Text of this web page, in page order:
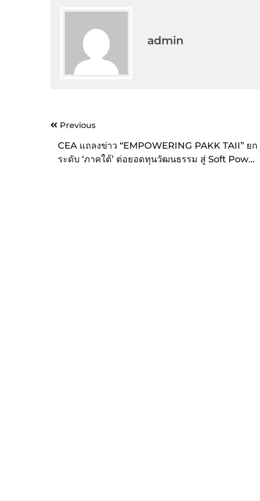
admin
PostPrevious
CEA แถลงข่าว “EMPOWERING PAKK TAII” ยก
ระดับ ‘ภาคใต้’ ต่อยอดทุนวัฒนธรรม สู่ Soft Power